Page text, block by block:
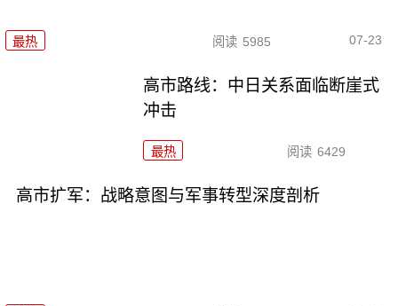
最热 阅读 5985 07-23
高市路线：中日关系面临断崖式
冲击
最热 阅读 6429
高市扩军：战略意图与军事转型深度剖析